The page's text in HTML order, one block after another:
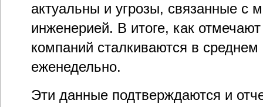
актуальны и угрозы, связанные с
инженерией. В итоге, как
компаний сталкиваются в
еженедельно.
Эти данные подтверждаются и